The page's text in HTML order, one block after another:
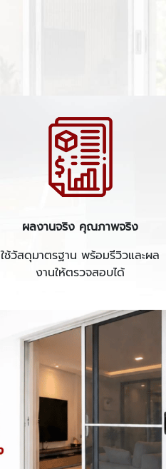
ผลงานจริง คุณภาพจริง
ใช้วัสดุมาตรฐาน พร้อมรีวิวและผล
งานให้ตรวจสอบได้